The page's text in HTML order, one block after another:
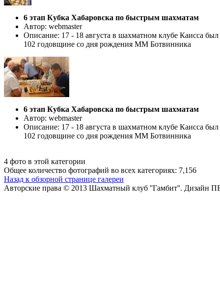
6 этап Кубка Хабаровска по быстрым шахматам
Автор: webmaster
Описание: 17 - 18 августа в шахматном клубе Каисса
102 годовщине со дня рождения ММ Ботвинника
6 этап Кубка Хабаровска по быстрым шахматам
Автор: webmaster
Описание: 17 - 18 августа в шахматном клубе Каисса
102 годовщине со дня рождения ММ Ботвинника
4 фото в этой категории
Общее количество фотографий во всех категориях: 7,156
Назад к обзорной странице галереи
Авторские права © 2013 Шахматный клуб ''Гамбит''. Дизайн